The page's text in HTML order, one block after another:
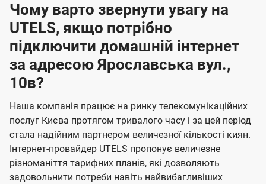
Чому варто звернути увагу на
UTELS, якщо потрібно
підключити домашній інтернет
за адресою Ярославська вул.,
10в?
Наша компанія працює на ринку телекомунікаційних
послуг Києва протягом тривалого часу і за цей період
стала надійним партнером величезної кількості киян.
Інтернет-провайдер UTELS пропонує величезне
різноманіття тарифних планів, які дозволяють
задовольнити потреби навіть найвибагливіших